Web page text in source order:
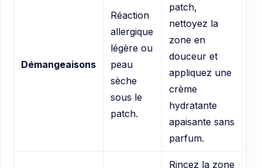
Démangeaisons
Réaction
allergique
légère ou
peau
sèche
sous le
patch.
patch,
nettoyez la
zone en
douceur et
appliquez une
crème
hydratante
apaisante sans
parfum.
Rincez la zone